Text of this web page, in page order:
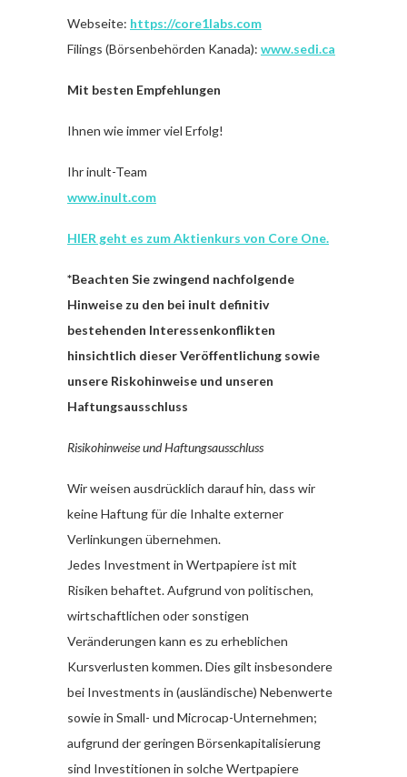
Webseite: https://core1labs.com
Filings (Börsenbehörden Kanada): www.sedi.ca
Mit besten Empfehlungen
Ihnen wie immer viel Erfolg!
Ihr inult-Team
www.inult.com
HIER geht es zum Aktienkurs von Core One.
*Beachten Sie zwingend nachfolgende
Hinweise zu den bei inult definitiv
bestehenden Interessenkonflikten
hinsichtlich dieser Veröffentlichung sowie
unsere Riskohinweise und unseren
Haftungsausschluss
Risikohinweise und Haftungsausschluss
Wir weisen ausdrücklich darauf hin, dass wir
keine Haftung für die Inhalte externer
Verlinkungen übernehmen.
Jedes Investment in Wertpapiere ist mit
Risiken behaftet. Aufgrund von politischen,
wirtschaftlichen oder sonstigen
Veränderungen kann es zu erheblichen
Kursverlusten kommen. Dies gilt insbesondere
bei Investments in (ausländische) Nebenwerte
sowie in Small- und Microcap-Unternehmen;
aufgrund der geringen Börsenkapitalisierung
sind Investitionen in solche Wertpapiere